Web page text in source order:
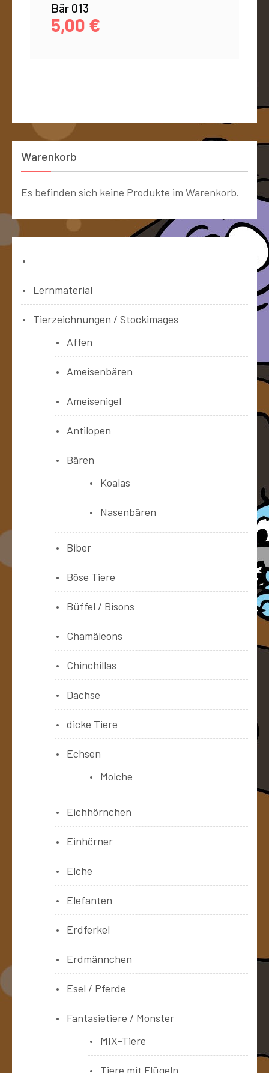
Bär 013
5,00 €
Warenkorb
Es befinden sich keine Produkte im Warenkorb.
Lernmaterial
Tierzeichnungen / Stockimages
Affen
Ameisenbären
Ameisenigel
Antilopen
Bären
Koalas
Nasenbären
Biber
Böse Tiere
Büffel / Bisons
Chamäleons
Chinchillas
Dachse
dicke Tiere
Echsen
Molche
Eichhörnchen
Einhörner
Elche
Elefanten
Erdferkel
Erdmännchen
Esel / Pferde
Fantasietiere / Monster
MIX-Tiere
Tiere mit Flügeln